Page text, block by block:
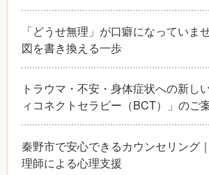
「どうせ無理」が口癖になっていま
図を書き換える一歩
トラウマ・不安・身体症状への新し
ィコネクトセラピー（BCT）」のご
秦野市で安心できるカウンセリング
理師による心理支援